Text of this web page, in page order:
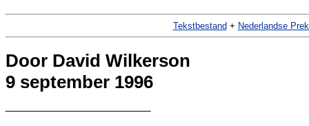
Tekstbestand + Nederlandse
Door David Wilkerson
9 september 1996